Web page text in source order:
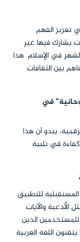
تعزيز الفهم
يشارك فيها غير
في الإسلام. هذا
بين الثقافات
في
يبدو أن هذا
في تلبية
للتطبيق
والآيات
الذين
اللغة العربية